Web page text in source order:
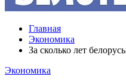
Главная
Экономика
За сколько лет
Экономика